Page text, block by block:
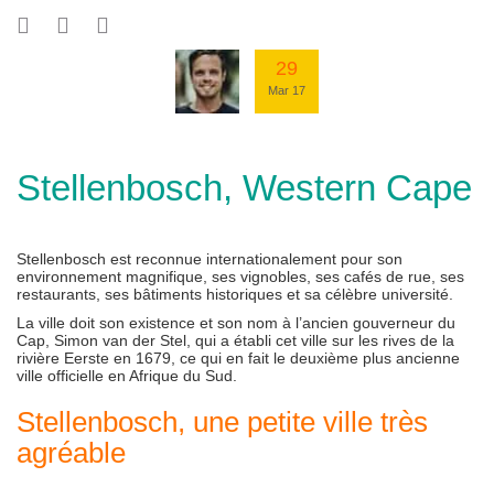
29
Mar 17
Stellenbosch, Western Cape
Stellenbosch est reconnue internationalement pour son
environnement magnifique, ses vignobles, ses cafés de rue, ses
restaurants, ses bâtiments historiques et sa célèbre université.
La ville doit son existence et son nom à l’ancien gouverneur du
Cap, Simon van der Stel, qui a établi cet ville sur les rives de la
rivière Eerste en 1679, ce qui en fait le deuxième plus ancienne
ville officielle en Afrique du Sud.
Stellenbosch, une petite ville très
agréable